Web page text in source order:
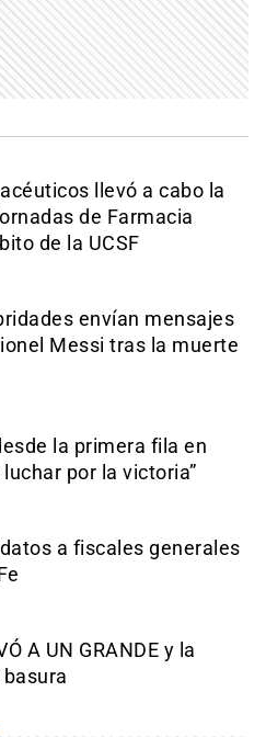
llevó a cabo la
de Farmacia
de la UCSF
envían mensajes
Messi tras la muerte
la primera fila en
por la victoria”
a fiscales generales
A UN GRANDE y la